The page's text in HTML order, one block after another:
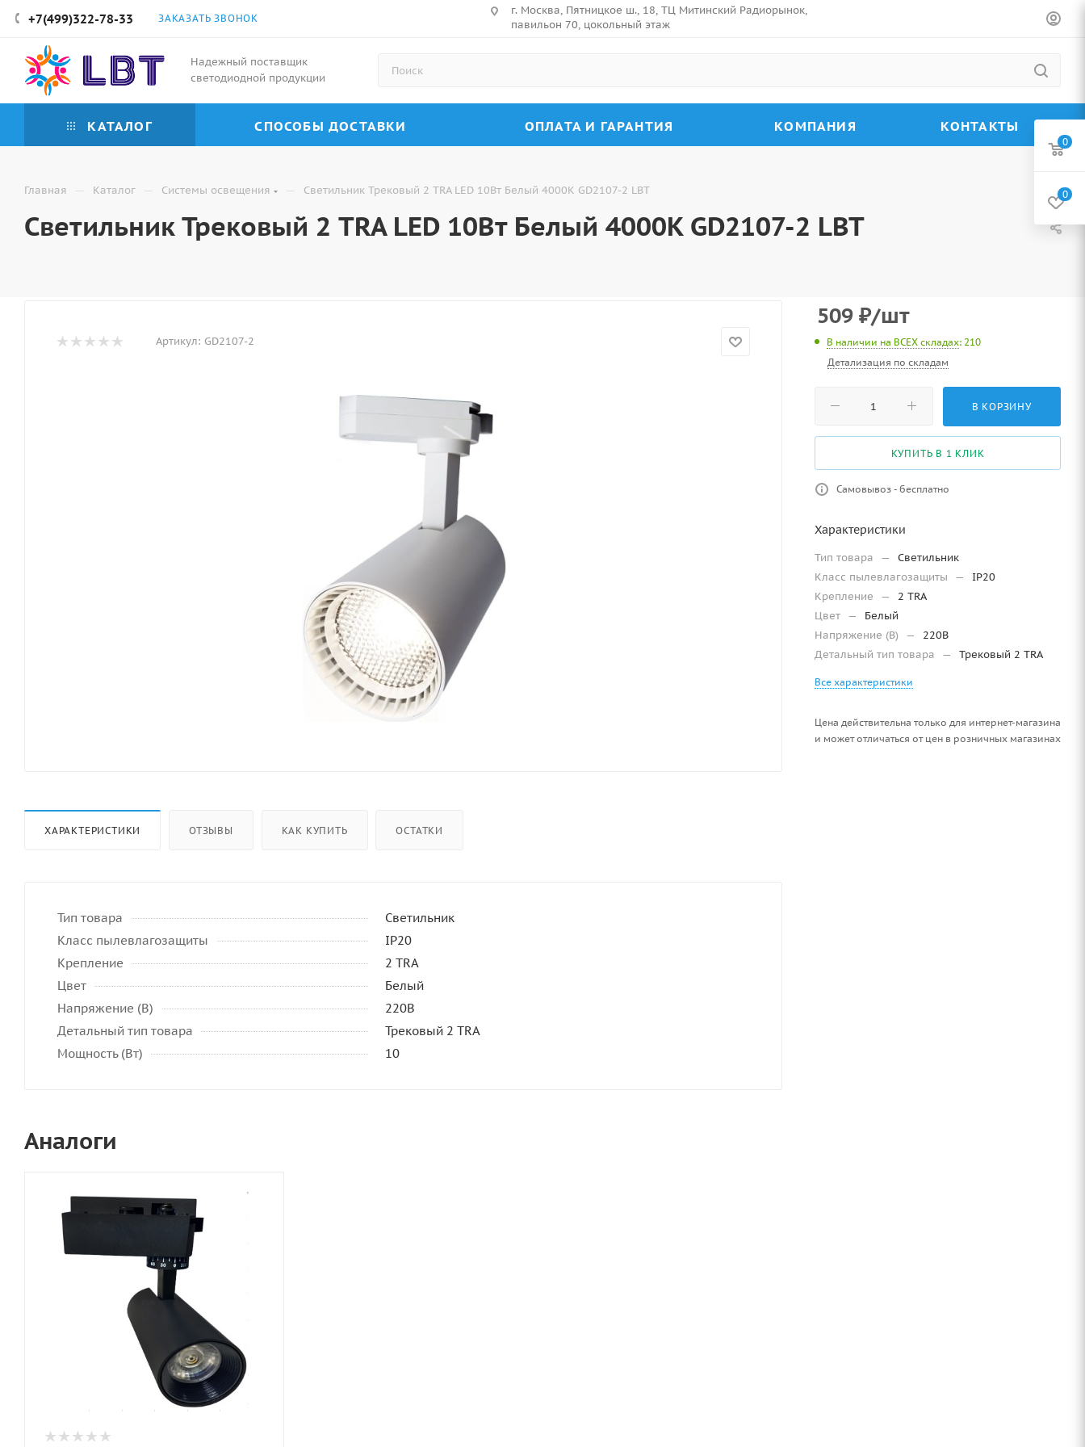
+7(499)322-78-33 ЗАКАЗАТЬ ЗВОНОК
г. Москва, Пятницкое ш., 18, ТЦ Митинский Радиорынок,
павильон 70, цокольный этаж
Надежный поставщик
светодиодной продукции
КАТАЛОГ СПОСОБЫ ДОСТАВКИ ОПЛАТА И ГАРАНТИЯ КОМПАНИЯ КОНТАКТЫ
Главная — Каталог — Системы освещения — Светильник Трековый 2 TRA LED 10Вт Белый 4000K GD2107-2 LBT
Светильник Трековый 2 TRA LED 10Вт Белый 4000K GD2107-2 LBT
Артикул: GD2107-2
ХАРАКТЕРИСТИКИ ОТЗЫВЫ КАК КУПИТЬ ОСТАТКИ
Тип товара
Светильник
Класс пылевлагозащиты
IP20
Крепление
2 TRA
Цвет
Белый
Напряжение (В)
220В
Детальный тип товара
Трековый 2 TRA
Мощность (Вт)
10
509 ₽/шт
В наличии на ВСЕХ складах: 210
Детализация по складам
В КОРЗИНУ
КУПИТЬ В 1 КЛИК
Самовывоз - бесплатно
Характеристики
Тип товара —
Светильник
Класс пылевлагозащиты
—
IP20
Крепление
—
2 TRA
Цвет —
Белый
Напряжение (В)
—
220В
Детальный тип товара
— Трековый 2 TRA
Все характеристики
Цена действительна только для интернет-магазина
и может отличаться от цен в розничных магазинах
Аналоги
0
0